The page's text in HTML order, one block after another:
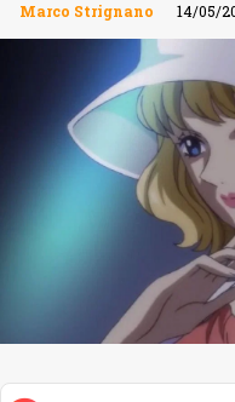
Marco Strignano 14/05/